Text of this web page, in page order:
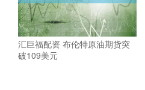
汇巨福配资 布伦特原油期货突
破109美元